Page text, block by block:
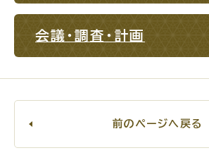
ふるさと納税
場面から探す
会議・調査・計画
前のページへ戻る